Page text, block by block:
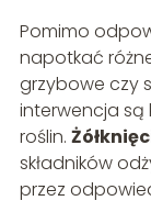
Pomimo
napotkać
grzybowe czy
interwencja są
roślin.
składników
przez